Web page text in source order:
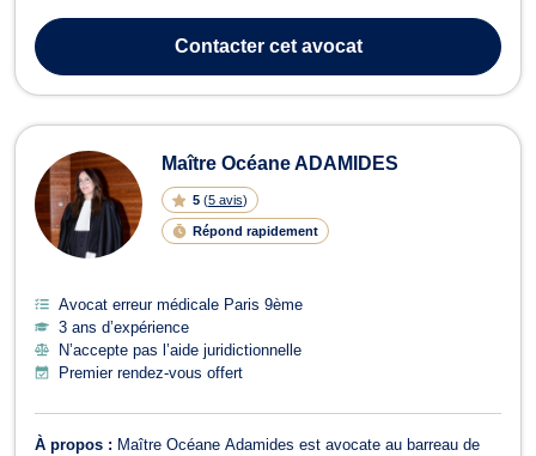
qualité. Maître FREJ a une expérience solide en droit de la famille,
des perso...
Contactercet avocat
Maître Océane ADAMIDES
5 (5 avis)
Répond rapidement
Avocat erreur médicale Paris 9ème
3 ans d’expérience
N’accepte pas l’aide juridictionnelle
Premier rendez-vous offert
À propos : Maître Océane Adamides est avocate au barreau de